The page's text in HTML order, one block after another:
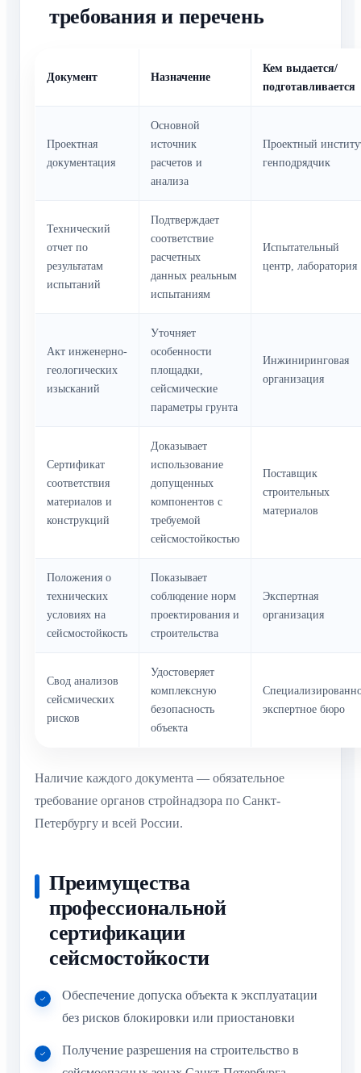
требования и перечень
Документ Назначение
Кем выдается/
подготавливается
Проектная
документация
Основной
источник
расчетов и
анализа
Проектный
генподрядчик
Технический
отчет по
результатам
испытаний
Подтверждает
соответствие
расчетных
данных реальным
испытаниям
Испытательный
центр, лаборатория
Акт инженерно-
геологических
изысканий
Уточняет
особенности
площадки,
сейсмические
параметры грунта
Инжиниринговая
организация
Сертификат
соответствия
материалов и
конструкций
Доказывает
использование
допущенных
компонентов с
требуемой
сейсмостойкостью
Поставщик
строительных
материалов
Положения о
технических
условиях на
сейсмостойкость
Показывает
соблюдение норм
проектирования и
строительства
Экспертная
организация
Свод анализов
сейсмических
рисков
Удостоверяет
комплексную
безопасность
объекта
экспертное бюро
Наличие каждого документа — обязательное
требование органов стройнадзора по Санкт-
Петербургу и всей России.
Преимущества
профессиональной
сертификации
сейсмостойкости
Обеспечение допуска объекта к эксплуатации
без рисков блокировки или приостановки
Получение разрешения на строительство в